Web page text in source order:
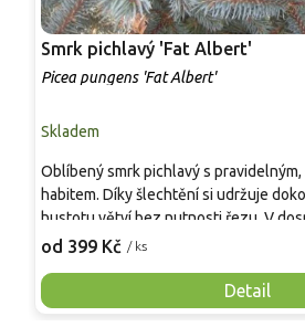
Smrk pichlavý 'Fat Albert'
Picea pungens 'Fat Albert'
Skladem
od 399 Kč / ks
Detail
Oblíbený smrk pichlavý s
habitem. Díky šlechtění si udržuje
hustotu větví bez nutnosti řezu. V
metrů. Tuhé, ostré jehličí s výrazným
ve větších zahradách, kde kontrastuje
Oceňována je pro svou